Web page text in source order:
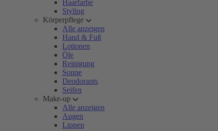
Haarfarbe
Styling
Körperpflege
Alle anzeigen
Hand & Fuß
Lotionen
Öle
Reinigung
Sonne
Deodorants
Seifen
Make-up
Alle anzeigen
Augen
Lippen